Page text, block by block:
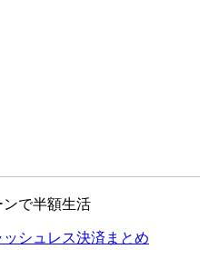
で半額生活
シュレス決済まとめ